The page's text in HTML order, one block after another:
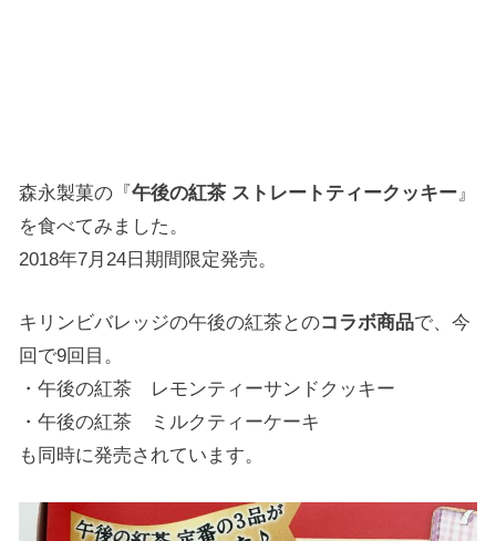
森永製菓の『午後の紅茶 ストレートティークッキー 』
を食べてみました。
2018年7月24日期間限定発売。
キリンビバレッジの午後の紅茶とのコラボ商品で、今
回で9回目。
・午後の紅茶 レモンティーサンドクッキー
・午後の紅茶 ミルクティーケーキ
も同時に発売されています。